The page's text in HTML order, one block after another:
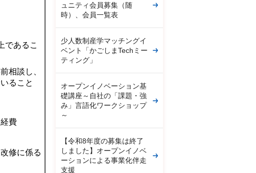
であるこ
相談し、
ること
費
修に係る
ュニティ会員募集（随
時）、会員一覧表
少人数制産学マッチングイ
ベント「かごしまTechミー
ティング」
オープンイノベーション基
礎講座～自社の「課題・強
み」言語化ワークショップ
～
【令和8年度の募集は終了
しました】オープンイノベ
ーションによる事業化伴走
支援